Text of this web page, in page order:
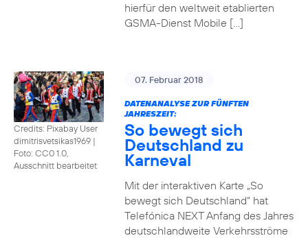
hierfür den weltweit etablierten
GSMA-Dienst Mobile […]
Credits: Pixabay User
dimitrisvetsikas1969 |
Foto: CC0 1.0,
Ausschnitt bearbeitet
07. Februar 2018
DATENANALYSE ZUR FÜNFTEN
JAHRESZEIT:
So bewegt sich
Deutschland zu
Karneval
Mit der interaktiven Karte „So
bewegt sich Deutschland“ hat
Telefónica NEXT Anfang des Jahres
deutschlandweite Verkehrsströme